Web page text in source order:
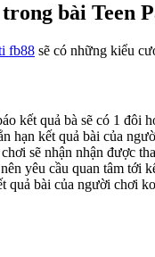
bài Teen
fb88 sẽ có những kiểu
kết quả bà sẽ có 1 đôi
hạn kết quả bài của
sẽ nhận nhận được
yêu cầu quan tâm tới
quả bài của người chơi